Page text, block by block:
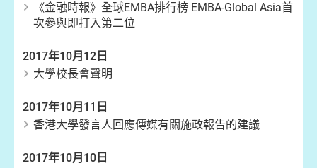
《金融時報》全球EMBA排行榜 EMBA-Global Asia首
次參與即打入第二位
2017年10月12日
大學校長會聲明
2017年10月11日
香港大學發言人回應傳媒有關施政報告的建議
2017年10月10日